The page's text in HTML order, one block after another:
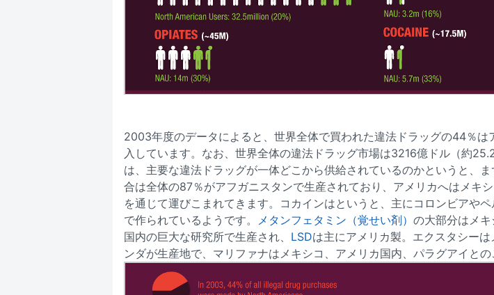
2003年度のデータによると、世界全体で買われた違法ドラッグの44％は
入しています。なお、世界全体の違法ドラッグ市場は3216億ドル（約
は、主要な違法ドラッグが一体どこから供給されているのかというと、ま
合は全体の87％がアフガニスタンで生産されており、アメリカへはメキ
を通じて運びこまれてきます。コカインはというと、主にコロンビアや
で作られているようです。 メタンフェタミン（覚せい剤） の大部分はメ
国内の巨大な研究所で生産され、 LSDは主にアメリカ製。エクスタシーは
ンダが生産地で、マリファナはメキシコ、アメリカ国内、パラグアイとの